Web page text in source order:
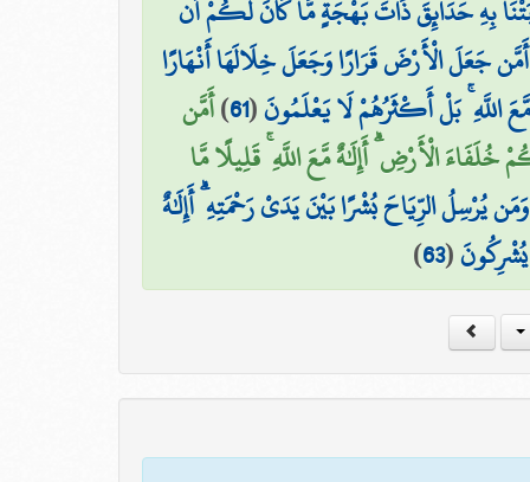
بِهِ حَدَائِقَ ذَاتَ بَهْجَةٍ مَّا كَانَ لَكُمْ أَن
أَمَّن جَعَلَ الْأَرْضَ قَرَارًا وَجَعَلَ خِلَالَهَا أَنْهَارًا
اللَّهِ ۚ بَلْ أَكْثَرُهُمْ لَا يَعْلَمُونَ(
61
)أَمَّن
الْأَرْضِ ۗ أَإِلَٰهٌ مَّعَ اللَّهِ ۚ قَلِيلًا مَّا
يُرْسِلُ الرِّيَاحَ بُشْرًا بَيْنَ يَدَيْ رَحْمَتِهِ ۗ أَإِلَٰهٌ
يُشْرِكُونَ(
63
)